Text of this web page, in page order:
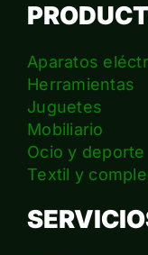
Aparatos
Herramientas
Juguetes
Mobiliario
Ocio y deporte
Textil y